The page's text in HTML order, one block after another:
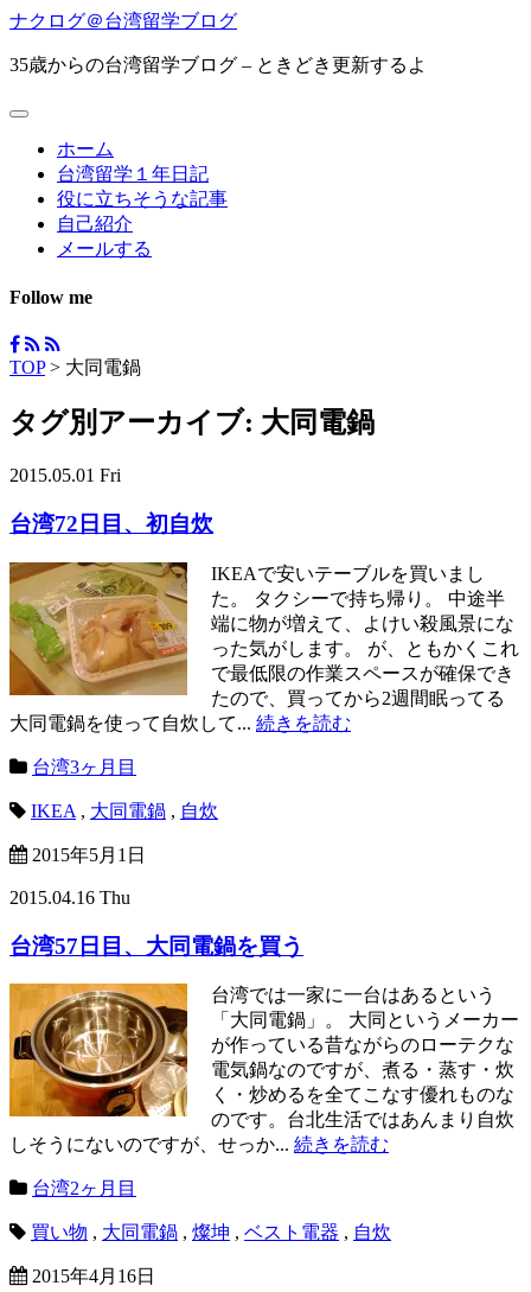
ナクログ＠台湾留学ブログ
35歳からの台湾留学ブログ – ときどき更新するよ
ホーム
台湾留学１年日記
役に立ちそうな記事
自己紹介
メールする
Follow me
TOP> 大同電鍋
タグ別アーカイブ: 大同電鍋
2015.05.01 Fri
台湾72日目、初自炊
IKEAで安いテーブルを買いまし
た。 タクシーで持ち帰り。 中途半
端に物が増えて、よけい殺風景にな
った気がします。 が、ともかくこれ
で最低限の作業スペースが確保でき
たので、買ってから2週間眠ってる
大同電鍋を使って自炊して... 続きを読む
台湾3ヶ月目
IKEA , 大同電鍋 , 自炊
2015年5月1日
2015.04.16 Thu
台湾57日目、大同電鍋を買う
台湾では一家に一台はあるという
「大同電鍋」。 大同というメーカー
が作っている昔ながらのローテクな
電気鍋なのですが、煮る・蒸す・炊
く・炒めるを全てこなす優れものな
のです。台北生活ではあんまり自炊
しそうにないのですが、せっか... 続きを読む
台湾2ヶ月目
買い物 , 大同電鍋 , 燦坤 , ベスト電器 , 自炊
2015年4月16日